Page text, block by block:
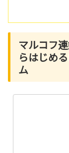
マルコフ
らはじめ
ム